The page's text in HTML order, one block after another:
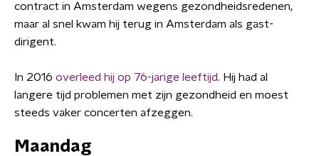
contract in Amsterdam wegens gezondheidsredenen,
maar al snel kwam hij terug in Amsterdam als gast-
dirigent.
In 2016 overleed hij op 76-jarige leeftijd. Hij had al
langere tijd problemen met zijn gezondheid en moest
steeds vaker concerten afzeggen.
Maandag